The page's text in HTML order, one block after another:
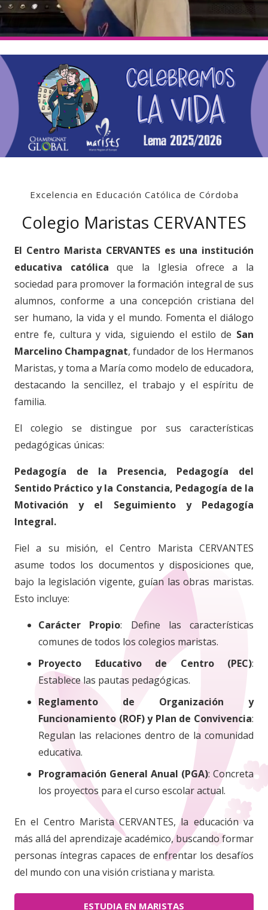
Excelencia en Educación Católica de Córdoba
Colegio Maristas CERVANTES
El Centro Marista CERVANTES es una institución
educativa católica que la Iglesia ofrece a la
sociedad para promover la formación integral de sus
alumnos, conforme a una concepción cristiana del
ser humano, la vida y el mundo. Fomenta el diálogo
entre fe, cultura y vida, siguiendo el estilo de San
Marcelino Champagnat, fundador de los Hermanos
Maristas, y toma a María como modelo de educadora,
destacando la sencillez, el trabajo y el espíritu de
familia.
El colegio se distingue por sus características
pedagógicas únicas:
Pedagogía de la Presencia, Pedagogía del
Sentido Práctico y la Constancia, Pedagogía de la
Motivación y el Seguimiento y Pedagogía
Integral.
Fiel a su misión, el Centro Marista CERVANTES
asume todos los documentos y disposiciones que,
bajo la legislación vigente, guían las obras maristas.
Esto incluye:
Carácter Propio: Define las características
comunes de todos los colegios maristas.
Proyecto Educativo de Centro (PEC):
Establece las pautas pedagógicas.
Reglamento de Organización y
Funcionamiento (ROF) y Plan de Convivencia:
Regulan las relaciones dentro de la comunidad
educativa.
Programación General Anual (PGA): Concreta
los proyectos para el curso escolar actual.
En el Centro Marista CERVANTES, la educación va
más allá del aprendizaje académico, buscando formar
personas íntegras capaces de enfrentar los desafíos
del mundo con una visión cristiana y marista.
ESTUDIA EN MARISTAS